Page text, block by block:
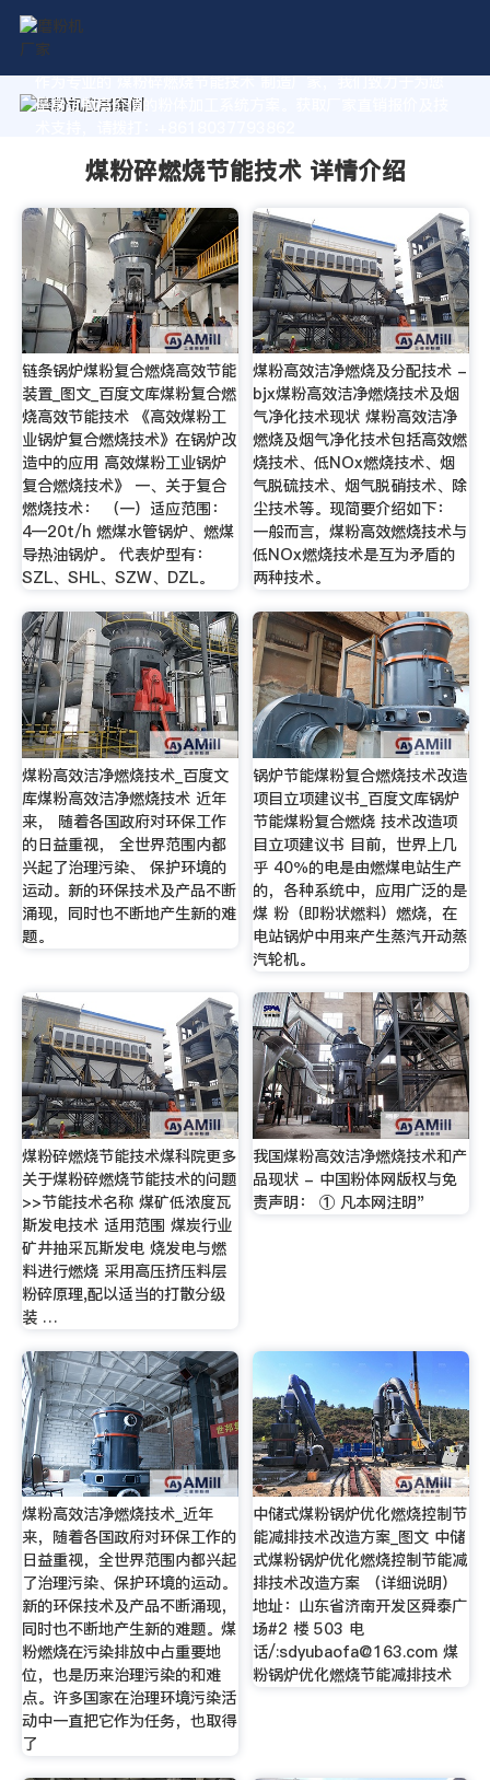
作为专业的 煤粉碎燃烧节能技术 制造厂家，我们致力于为您
量身定制高价值的粉体加工系统方案。获取厂家直销报价及技
煤粉碎燃烧节能技术 详情介绍
链条锅炉煤粉复合燃烧高效节能
装置_图文_百度文库煤粉复合燃
烧高效节能技术 《高效煤粉工
业锅炉复合燃烧技术》在锅炉改
造中的应用 高效煤粉工业锅炉
复合燃烧技术》 一、关于复合
燃烧技术： （一）适应范围：
4—20t/h 燃煤水管锅炉、燃煤
导热油锅炉。 代表炉型有：
SZL、SHL、SZW、DZL。
煤粉高效洁净燃烧及分配技术 -
bjx煤粉高效洁净燃烧技术及烟
气净化技术现状 煤粉高效洁净
燃烧及烟气净化技术包括高效燃
烧技术、低NOx燃烧技术、烟
气脱硫技术、烟气脱硝技术、除
尘技术等。现简要介绍如下：
一般而言，煤粉高效燃烧技术与
低NOx燃烧技术是互为矛盾的
两种技术。
煤粉高效洁净燃烧技术_百度文
库煤粉高效洁净燃烧技术 近年
来， 随着各国政府对环保工作
的日益重视， 全世界范围内都
兴起了治理污染、 保护环境的
运动。新的环保技术及产品不断
涌现，同时也不断地产生新的难
题。
锅炉节能煤粉复合燃烧技术改造
项目立项建议书_百度文库锅炉
节能煤粉复合燃烧 技术改造项
目立项建议书 目前，世界上几
乎 40％的电是由燃煤电站生产
的，各种系统中，应用广泛的是
煤 粉（即粉状燃料）燃烧，在
电站锅炉中用来产生蒸汽开动蒸
汽轮机。
煤粉碎燃烧节能技术煤科院更多
关于煤粉碎燃烧节能技术的问题
>>节能技术名称 煤矿低浓度瓦
斯发电技术 适用范围 煤炭行业
矿井抽采瓦斯发电 烧发电与燃
料进行燃烧 采用高压挤压料层
粉碎原理,配以适当的打散分级
装 …
我国煤粉高效洁净燃烧技术和产
品现状 - 中国粉体网版权与免
责声明： ① 凡本网注明"
煤粉高效洁净燃烧技术_近年
来，随着各国政府对环保工作的
日益重视，全世界范围内都兴起
了治理污染、保护环境的运动。
新的环保技术及产品不断涌现，
同时也不断地产生新的难题。煤
粉燃烧在污染排放中占重要地
位，也是历来治理污染的和难
点。许多国家在治理环境污染活
动中一直把它作为任务，也取得
了
中储式煤粉锅炉优化燃烧控制节
能减排技术改造方案_图文 中储
式煤粉锅炉优化燃烧控制节能减
排技术改造方案 （详细说明）
地址：山东省济南开发区舜泰广
场#2 楼 503 电
话/:sdyubaofa@163.com 煤
粉锅炉优化燃烧节能减排技术